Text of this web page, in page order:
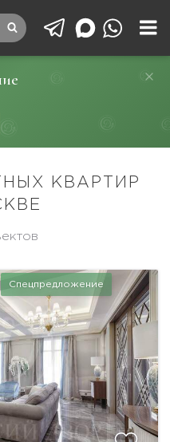
КВАРТИР
Спецпредложение